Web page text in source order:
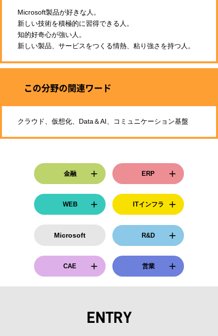
Microsoft製品が好きな人。
新しい技術を積極的に習得できる人。
知的好奇心が強い人。
新しい製品、サービスをつくる情熱、粘り強さを持つ人。
この分野の関連ワード
クラウド、仮想化、Data＆AI、コミュニケーション基盤
金融 ERP
WEB ITインフラ
Microsoft R&D
CAE 営業
ENTRY